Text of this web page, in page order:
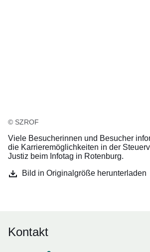
© SZROF
Viele Besucherinnen und Besucher
die Karrieremöglichkeiten in der
Justiz beim Infotag in Rotenburg.
Bild in Originalgröße herunterladen
Kontakt